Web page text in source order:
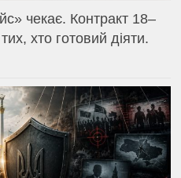
чекає. Контракт 18–
хто готовий діяти.